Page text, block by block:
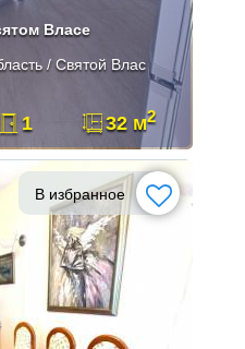
Власе
/ Святой Влас
1 32 м2
В избранное